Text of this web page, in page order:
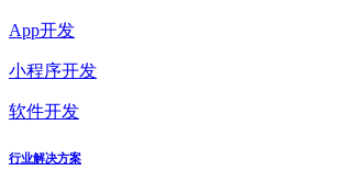
App开发
小程序开发
软件开发
行业解决方案